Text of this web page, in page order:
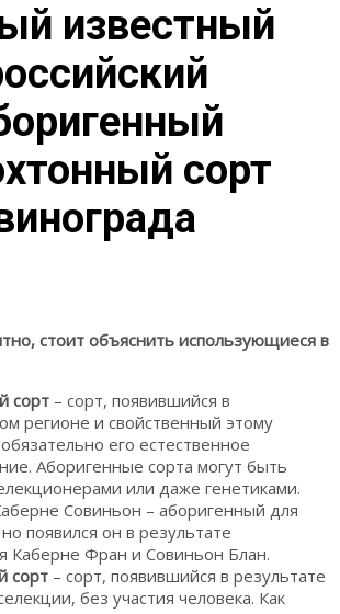
известный
сорт
стоит объяснить использующиеся в
сорт – сорт, появившийся в
регионе и свойственный этому
его естественное
Аборигенные сорта могут быть
или даже генетиками.
Совиньон – аборигенный для
появился он в результате
Каберне Фран и Совиньон Блан.
сорт – сорт, появившийся в результате
без участия человека. Как